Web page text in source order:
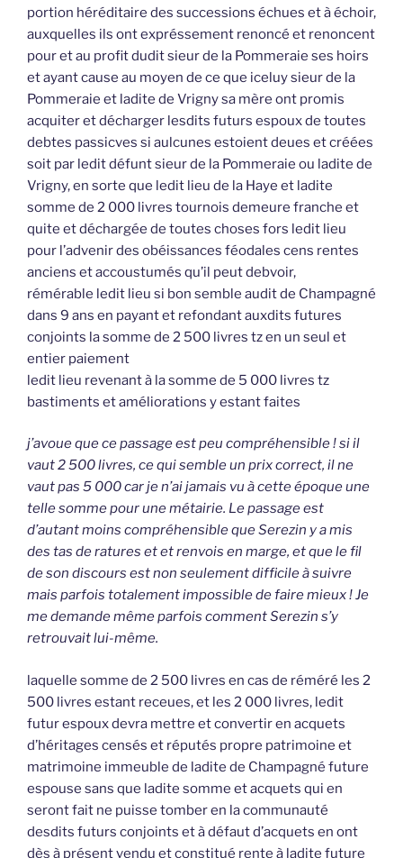
portion héréditaire des successions échues et à échoir,
auxquelles ils ont expréssement renoncé et renoncent
pour et au profit dudit sieur de la Pommeraie ses hoirs
et ayant cause au moyen de ce que iceluy sieur de la
Pommeraie et ladite de Vrigny sa mère ont promis
acquiter et décharger lesdits futurs espoux de toutes
debtes passicves si aulcunes estoient deues et créées
soit par ledit défunt sieur de la Pommeraie ou ladite de
Vrigny, en sorte que ledit lieu de la Haye et ladite
somme de 2 000 livres tournois demeure franche et
quite et déchargée de toutes choses fors ledit lieu
pour l’advenir des obéissances féodales cens rentes
anciens et accoustumés qu’il peut debvoir,
rémérable ledit lieu si bon semble audit de Champagné
dans 9 ans en payant et refondant auxdits futures
conjoints la somme de 2 500 livres tz en un seul et
entier paiement
ledit lieu revenant à la somme de 5 000 livres tz
bastiments et améliorations y estant faites
j’avoue que ce passage est peu compréhensible ! si il
vaut 2 500 livres, ce qui semble un prix correct, il ne
vaut pas 5 000 car je n’ai jamais vu à cette époque une
telle somme pour une métairie. Le passage est
d’autant moins compréhensible que Serezin y a mis
des tas de ratures et et renvois en marge, et que le fil
de son discours est non seulement difficile à suivre
mais parfois totalement impossible de faire mieux ! Je
me demande même parfois comment Serezin s’y
retrouvait lui-même.
laquelle somme de 2 500 livres en cas de réméré les 2
500 livres estant receues, et les 2 000 livres, ledit
futur espoux devra mettre et convertir en acquets
d’héritages censés et réputés propre patrimoine et
matrimoine immeuble de ladite de Champagné future
espouse sans que ladite somme et acquets qui en
seront fait ne puisse tomber en la communauté
desdits futurs conjoints et à défaut d’acquets en ont
dès à présent vendu et constitué rente à ladite future